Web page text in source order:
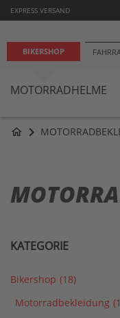
EXPRESS VERSAND
BIKERSHOP
MOTORRADHELME
home
KATEGORIE
Bikershop (18)
Motorradbekleidung